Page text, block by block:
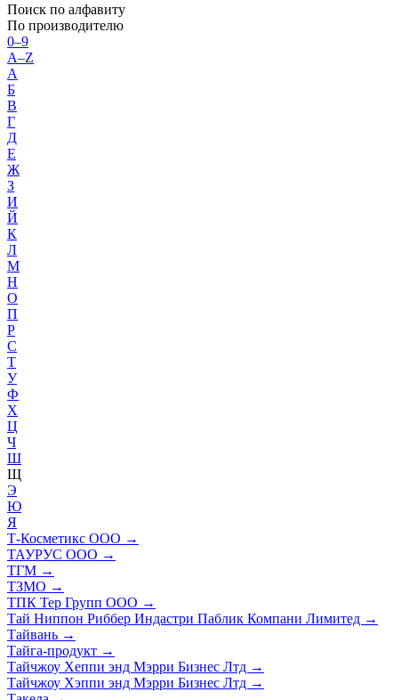
Поиск по алфавиту
По производителю
0–9
A–Z
А
Б
В
Г
Д
Е
Ж
З
И
Й
К
Л
М
Н
О
П
Р
С
Т
У
Ф
Х
Ц
Ч
Ш
Щ
Э
Ю
Я
Т-Косметикс ООО →
ТАУРУС ООО →
ТГМ →
ТЗМО →
ТПК Тер Групп ООО →
Тай Ниппон Риббер Индастри Паблик Компани Лимитед →
Тайвань →
Тайга-продукт →
Тайчжоу Хеппи энд Мэрри Бизнес Лтд →
Тайчжоу Хэппи энд Мэрри Бизнес Лтд →